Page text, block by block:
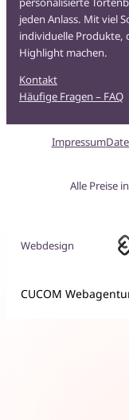
jeden Anlass. Mit viel
individuelle Produkte,
Highlight machen.
Kontakt
Häufige Fragen – FAQ
Impressum
Alle Preise
Webdesign
CUCOM